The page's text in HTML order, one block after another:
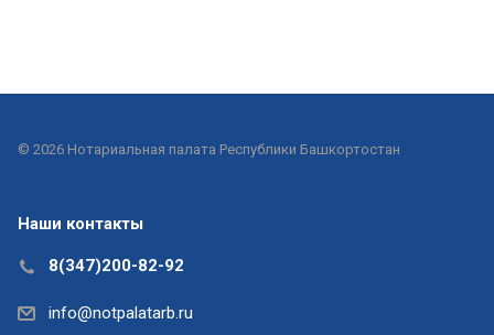
© 2026 Нотариальная палата Республики Башкортостан
Наши контакты
8(347)200-82-92
info@notpalatarb.ru